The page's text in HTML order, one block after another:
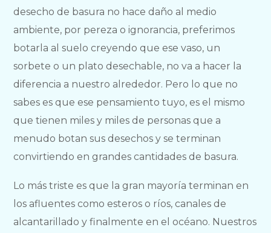
desecho de basura no hace daño al medio
ambiente, por pereza o ignorancia, preferimos
botarla al suelo creyendo que ese vaso, un
sorbete o un plato desechable, no va a hacer la
diferencia a nuestro alrededor. Pero lo que no
sabes es que ese pensamiento tuyo, es el mismo
que tienen miles y miles de personas que a
menudo botan sus desechos y se terminan
convirtiendo en grandes cantidades de basura.
Lo más triste es que la gran mayoría terminan en
los afluentes como esteros o ríos, canales de
alcantarillado y finalmente en el océano. Nuestros